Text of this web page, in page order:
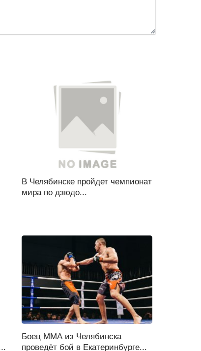
В Челябинске пройдет чемпионат
мира по дзюдо...
Боец ММА из Челябинска
проведёт бой в Екатеринбурге...